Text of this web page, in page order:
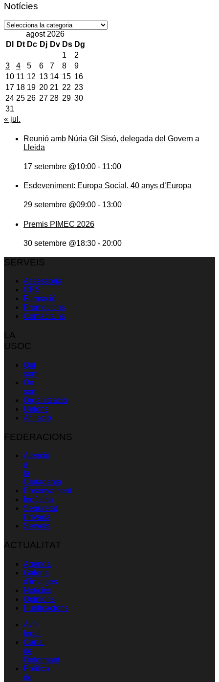
Notícies
Notícies
agost 2026
Dl
Dt Dc Dj Dv Ds Dg
1
2
3
4 5 6 7 8
9
10 11 12 13 14 15 16
17 18 19 20 21 22 23
24 25 26 27 28 29 30
31
« jul.
Reunió amb Núria Gil Sisó, delegada del Govern a
Lleida
17 setembre @10:00 - 11:00
Esdeveniment: Europa Social. 40 anys d’Europa
29 setembre @09:00 - 13:00
Premis PIMEC 2026
30 setembre @18:30 - 20:00
SERVEIS
Assessoria
CRS
Formació
Promocions
Contacta’ns
LA
USOC
Qui
som
On
som
Organització
Unions
Afiliació
FEDERACIONS
Atenció
a
la
Ciutadania
Ensenyament
Indústria
Seguretat
Privada
Serveis
ACTUALITAT
Agenda
Galeria
d’imatges
Notícies
Opinions
Publicacions
Avís
legal
Canal
de
l’informant
Política
de